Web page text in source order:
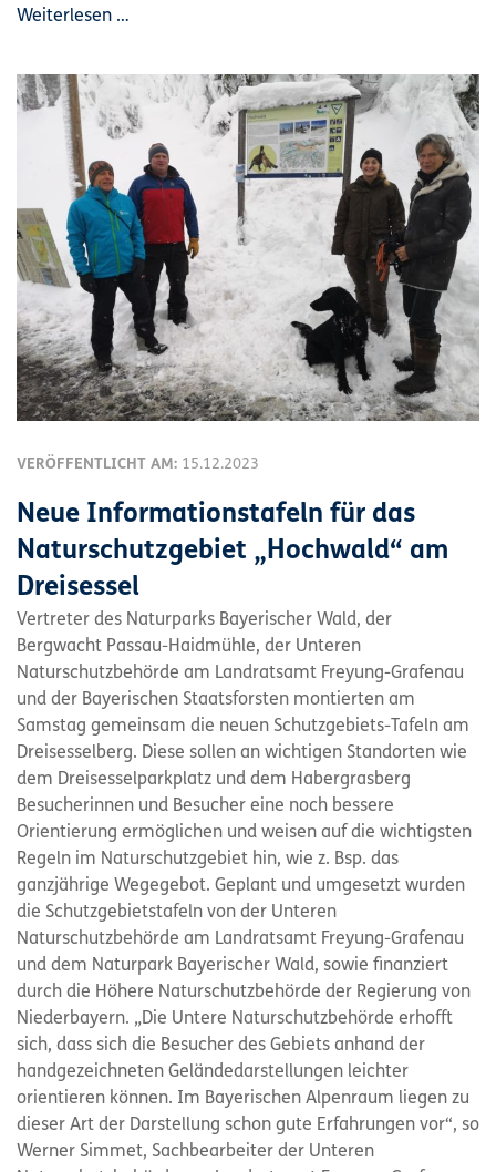
Weiterlesen …
VERÖFFENTLICHT AM: 15.12.2023
Neue Informationstafeln für das
Naturschutzgebiet „Hochwald“ am
Dreisessel
Vertreter des Naturparks Bayerischer Wald, der
Bergwacht Passau-Haidmühle, der Unteren
Naturschutzbehörde am Landratsamt Freyung-Grafenau
und der Bayerischen Staatsforsten montierten am
Samstag gemeinsam die neuen Schutzgebiets-Tafeln am
Dreisesselberg. Diese sollen an wichtigen Standorten wie
dem Dreisesselparkplatz und dem Habergrasberg
Besucherinnen und Besucher eine noch bessere
Orientierung ermöglichen und weisen auf die wichtigsten
Regeln im Naturschutzgebiet hin, wie z. Bsp. das
ganzjährige Wegegebot. Geplant und umgesetzt wurden
die Schutzgebietstafeln von der Unteren
Naturschutzbehörde am Landratsamt Freyung-Grafenau
und dem Naturpark Bayerischer Wald, sowie finanziert
durch die Höhere Naturschutzbehörde der Regierung von
Niederbayern. „Die Untere Naturschutzbehörde erhofft
sich, dass sich die Besucher des Gebiets anhand der
handgezeichneten Geländedarstellungen leichter
orientieren können. Im Bayerischen Alpenraum liegen zu
dieser Art der Darstellung schon gute Erfahrungen vor“, so
Werner Simmet, Sachbearbeiter der Unteren